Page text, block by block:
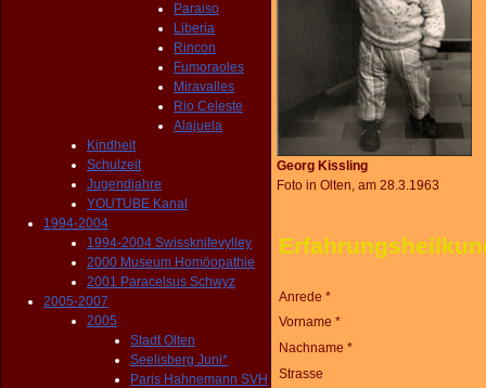
Paraiso
Liberia
Rincon
Fumoraoles
Miravalles
Rio Celeste
Alajuela
Kindheit
Schulzeit
Jugendjahre
YOUTUBE Kanal
1994-2004
1994-2004 Swissknifevylley
2000 Museum Homöopathie
2001 Paracelsus Schwyz
2005-2007
2005
Stadt Olten
Seelisberg Juni*
Paris Hahnemann SVH
Georg Kissling
Foto in Olten, am 28.3.1963
Anrede *
Vorname *
Nachname *
Strasse